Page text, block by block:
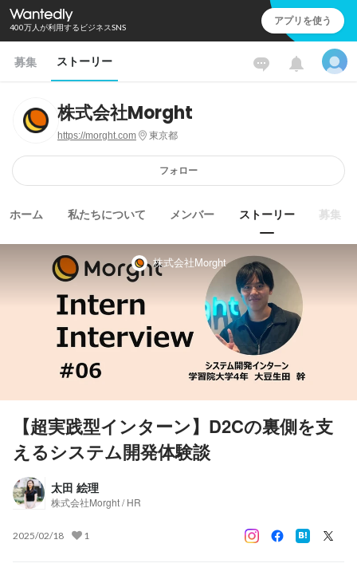
400万人が利用するビジネスSNS アプリを使う
募集 ストーリー
株式会社Morght
https://morght.com 東京都
フォロー
ホーム 私たちについて メンバー ストーリー 募集
株式会社Morght
【超実践型インターン】D2Cの裏側を支
えるシステム開発体験談
太田 絵理
株式会社Morght / HR
2025/02/18 1